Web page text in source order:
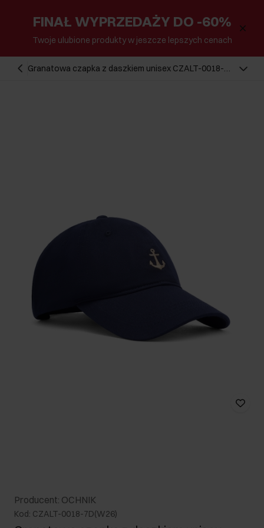
FINAŁ WYPRZEDAŻY DO -60%
Twoje ulubione produkty w jeszcze lepszych cenach
Granatowa czapka z daszkiem unisex CZALT-0018-
Producent: OCHNIK
Kod: CZALT-0018-7D(W26)